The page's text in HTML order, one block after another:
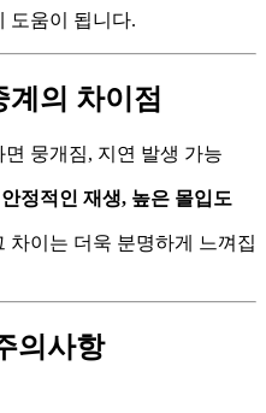
도움이 됩니다.
의 차이점
뭉개짐, 지연 발생 가능
정적인 재생, 높은 몰입도
차이는 더욱 분명하게 느껴집
의사항